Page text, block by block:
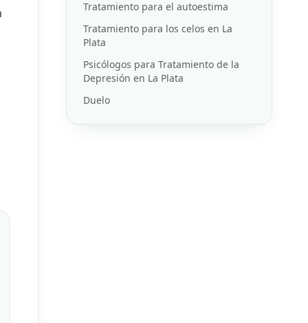
Tratamiento para el autoestima
Tratamiento para los celos en La
Plata
Psicólogos para Tratamiento de la
Depresión en La Plata
Duelo